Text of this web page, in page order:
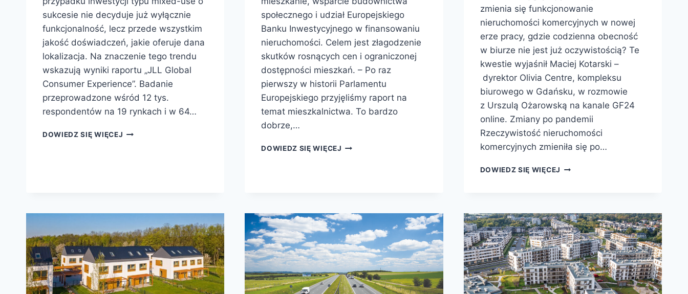
sukcesie nie decyduje już wyłącznie
funkcjonalność, lecz przede wszystkim
jakość doświadczeń, jakie oferuje dana
lokalizacja. Na znaczenie tego trendu
wskazują wyniki raportu „JLL Global
Consumer Experience”. Badanie
przeprowadzone wśród 12 tys.
respondentów na 19 rynkach i w 64…
DOWIEDZ SIĘ WIĘCEJ
społecznego i udział Europejskiego
Banku Inwestycyjnego w finansowaniu
nieruchomości. Celem jest złagodzenie
skutków rosnących cen i ograniczonej
dostępności mieszkań. – Po raz
pierwszy w historii Parlamentu
Europejskiego przyjęliśmy raport na
temat mieszkalnictwa. To bardzo
dobrze,…
DOWIEDZ SIĘ WIĘCEJ
zmienia się funkcjonowanie
nieruchomości komercyjnych w nowej
erze pracy, gdzie codzienna obecność
w biurze nie jest już oczywistością? Te
kwestie wyjaśnił Maciej Kotarski –
dyrektor Olivia Centre, kompleksu
biurowego w Gdańsku, w rozmowie
z Urszulą Ożarowską na kanale GF24
online. Zmiany po pandemii
Rzeczywistość nieruchomości
komercyjnych zmieniła się po…
DOWIEDZ SIĘ WIĘCEJ